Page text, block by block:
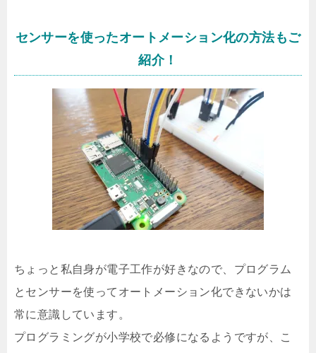
センサーを使ったオートメーション化の方法もご
紹介！
ちょっと私自身が電子工作が好きなので、プログラム
とセンサーを使ってオートメーション化できないかは
常に意識しています。
プログラミングが小学校で必修になるようですが、こ